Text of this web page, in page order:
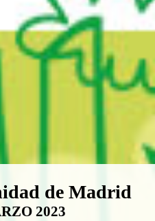
Comunidad de
de Madrid
2023